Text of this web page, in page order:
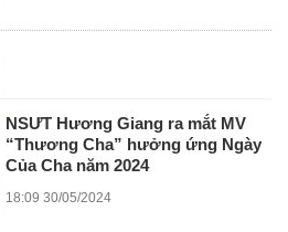
NSƯT Hương Giang ra mắt MV
“Thương Cha” hưởng ứng Ngày
Của Cha năm 2024
18:09 30/05/2024